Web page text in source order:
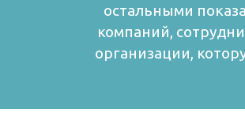
остальными
компаний,
организации,